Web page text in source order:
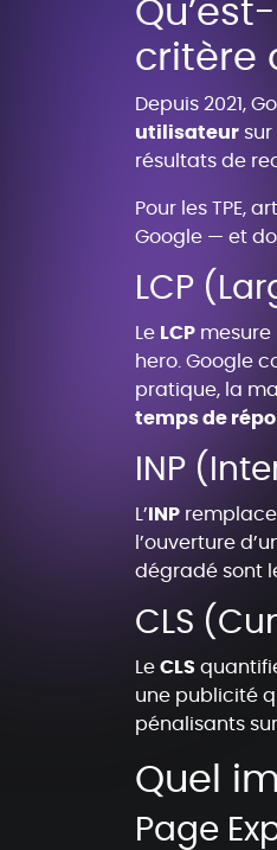
critère
Depuis 2021,
utilisateur
résultats de
Pour les TPE,
Google — et
LCP
Le LCP mesure
hero. Google
pratique, la
temps de
INP
L’ INP remplace
l’ouverture
dégradé sont
CLS
Le CLS
une publicité
pénalisants
Quel
Page